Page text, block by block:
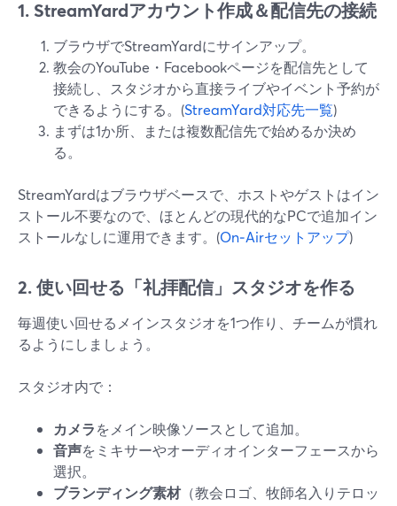
1. StreamYardアカウント作成＆配信先の接続
ブラウザでStreamYardにサインアップ。
教会のYouTube・Facebookページを配信先として
接続し、スタジオから直接ライブやイベント予約が
できるようにする。(StreamYard対応先一覧)
まずは1か所、または複数配信先で始めるか決め
る。
StreamYardはブラウザベースで、ホストやゲストはイン
ストール不要なので、ほとんどの現代的なPCで追加イン
ストールなしに運用できます。(On‑Airセットアップ)
2. 使い回せる「礼拝配信」スタジオを作る
毎週使い回せるメインスタジオを1つ作り、チームが慣れ
るようにしましょう。
スタジオ内で：
カメラをメイン映像ソースとして追加。
音声をミキサーやオーディオインターフェースから
選択。
ブランディング素材（教会ロゴ、牧師名入りテロッ